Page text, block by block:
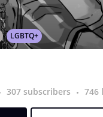
LGBTQ+
307 subscribers 746